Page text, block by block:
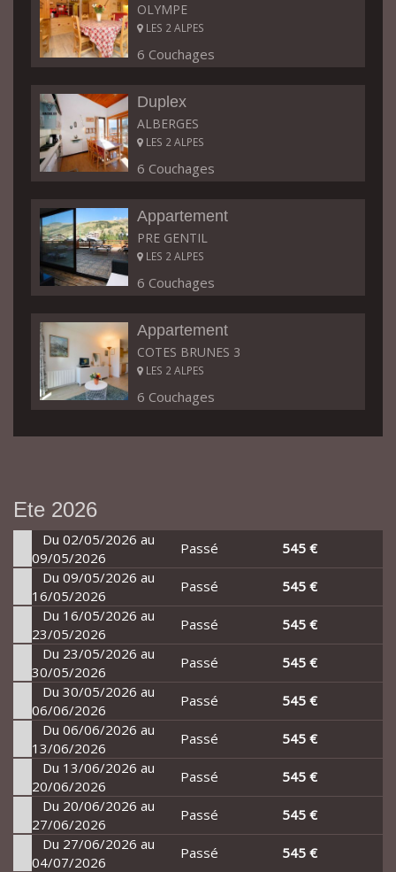
OLYMPE
LES 2 ALPES
6 Couchages
Duplex
ALBERGES
LES 2 ALPES
6 Couchages
Appartement
PRE GENTIL
LES 2 ALPES
6 Couchages
Appartement
COTES BRUNES 3
LES 2 ALPES
6 Couchages
Ete 2026
Du 02/05/2026 au
09/05/2026
Passé
545 €
Du 09/05/2026 au
16/05/2026
Passé
545 €
Du 16/05/2026 au
23/05/2026
Passé
545 €
Du 23/05/2026 au
30/05/2026
Passé
545 €
Du 30/05/2026 au
06/06/2026
Passé
545 €
Du 06/06/2026 au
13/06/2026
Passé
545 €
Du 13/06/2026 au
20/06/2026
Passé
545 €
Du 20/06/2026 au
27/06/2026
Passé
545 €
Du 27/06/2026 au
04/07/2026
Passé
545 €